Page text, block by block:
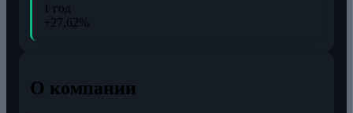
1 год
+27,62%
О компании